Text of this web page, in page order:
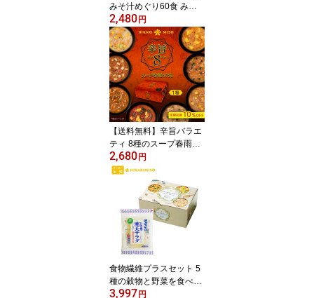
みそ汁めぐり60食 みそ
汁 即席味噌汁 即席みそ
汁 生みそタイプ 5産地の
味噌 10種類の具材 アソ
ート インスタント 常温
保存 備蓄 ギフト 即席 手
軽 自宅用 大容量 まとめ
買い 詰め合せ おいしい
ひかり味噌
2,480 円
【送料無料】辛旨バラエ
ティ 8種のスープ春雨40
食（×1箱）インスタント
春雨スープ はるさめスー
プ 旨辛 激辛 選べるスー
プ春雨 ピリ辛 スープ 仕
送り 夜食 坦々風 味噌 チ
ゲ とんこつ ちゃんぽん
カレー トマト 酸辣湯
2,680 円
食物繊維プラスセット 5
種の穀物と野菜を食べる
スープ30食＋寒天サラダ
3,997 円